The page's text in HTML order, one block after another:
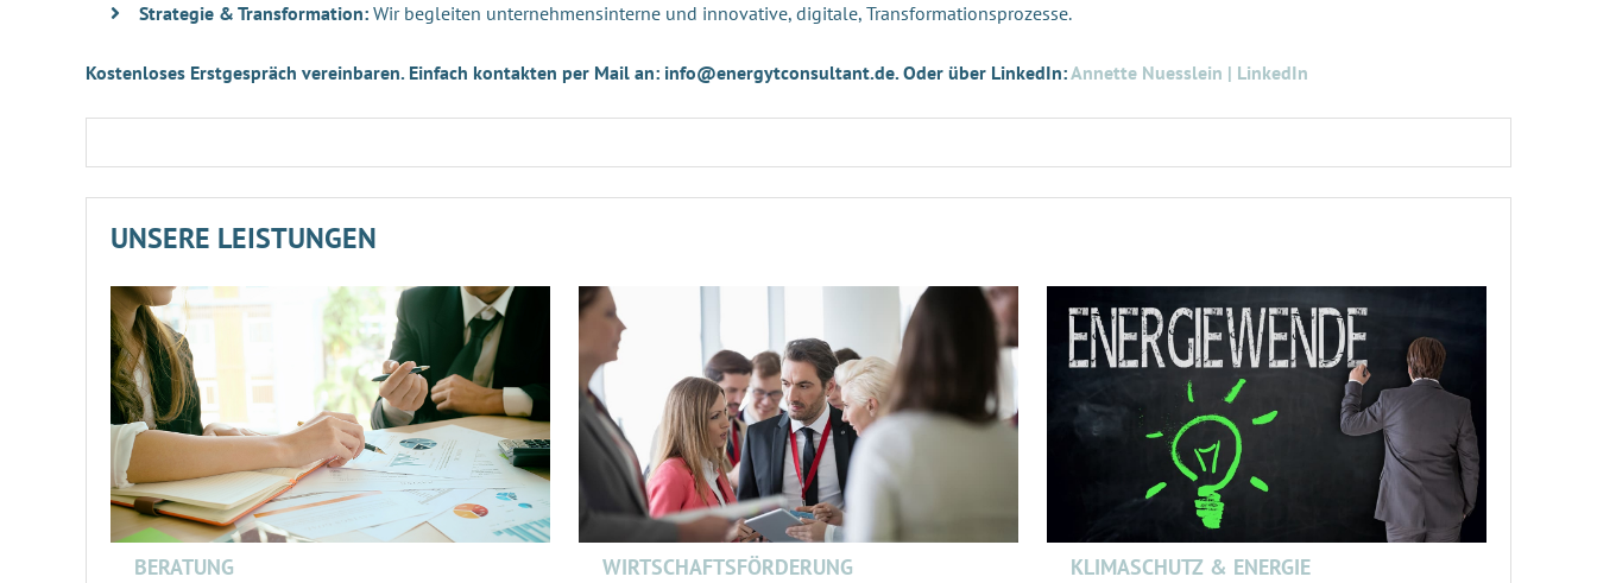
Strategie & Transformation: Wir begleiten unternehmensinterne und innovative, digitale, Transformationsprozesse.
Kostenloses Erstgespräch vereinbaren. Einfach kontakten per Mail an: info@energytconsultant.de. Oder über LinkedIn:Annette Nuesslein | LinkedIn
UNSERE LEISTUNGEN
BERATUNG WIRTSCHAFTSFÖRDERUNG KLIMASCHUTZ & ENERGIE